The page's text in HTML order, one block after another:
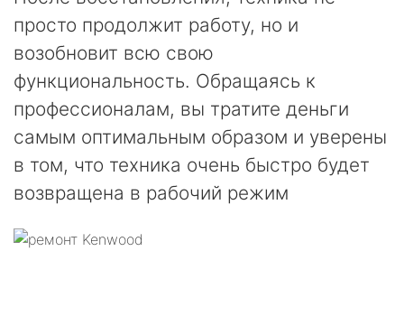
просто продолжит работу, но и
возобновит всю свою
функциональность. Обращаясь к
профессионалам, вы тратите деньги
самым оптимальным образом и уверены
в том, что техника очень быстро будет
возвращена в рабочий режим